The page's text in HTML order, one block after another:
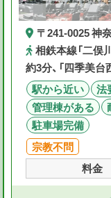
〒241-0025 神
相鉄本線「二俣
約3分、「四季美
駅から近い
法
管理棟がある
駐車場完備
宗教不問
料金